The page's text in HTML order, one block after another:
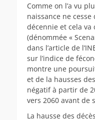
Comme on l’a vu
naissance ne
décennie et cela va
(dénommée «
dans l’article de
sur l’indice de
montre une
et de la hausses
négatif à partir de
vers 2060 avant de
La hausse des